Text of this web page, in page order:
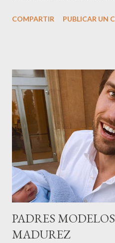
sector en una cena de
peluquería del grupo.Justo hace
contaba detalles del homenaje
radio,en el programa que
horas . Carolina y Quionia
Museu Marítim de BCN ,en las
destacadas del sector,así como
de comunicación, en una velada
años peinando almas, creando
COMPARTIR PUBLICAR UN
PADRES
MADUREZ